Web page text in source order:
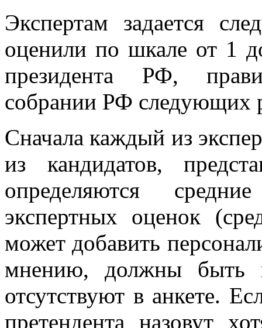
Экспертам задается
оценили по шкале от 1
президента РФ,
собрании РФ следующих
Сначала каждый из
из кандидатов,
определяются
экспертных оценок
может добавить
мнению, должны быть
отсутствуют в анкете.
претендента назовут